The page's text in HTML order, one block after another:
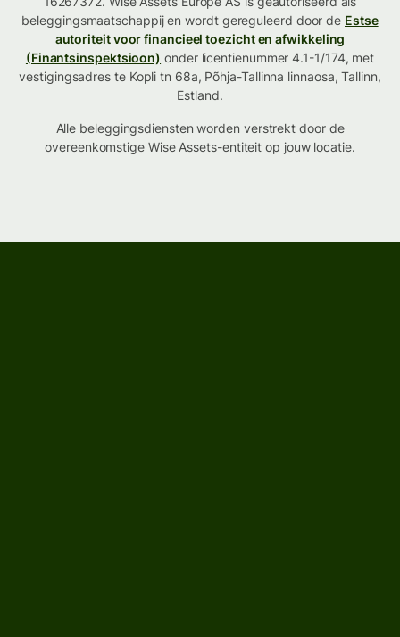
beleggingsmaatschappij en wordt gereguleerd door de Estse
autoriteit voor financieel toezicht en afwikkeling
(Finantsinspektsioon) onder licentienummer 4.1-1/174, met
vestigingsadres te Kopli tn 68a, Põhja-Tallinna linnaosa, Tallinn,
Estland.
Alle beleggingsdiensten worden verstrekt door de
overeenkomstige Wise Assets-entiteit op jouw locatie.